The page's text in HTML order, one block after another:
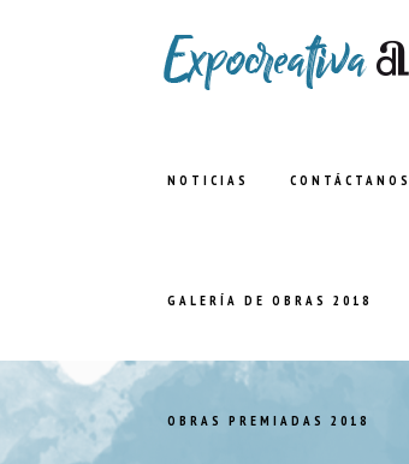
NOTICIAS CONTÁCTANOS
GALERÍA DE OBRAS 2018
OBRAS PREMIADAS 2018